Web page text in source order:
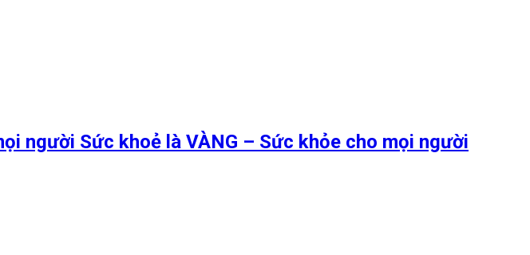
người Sức khoẻ là VÀNG – Sức khỏe cho mọi người